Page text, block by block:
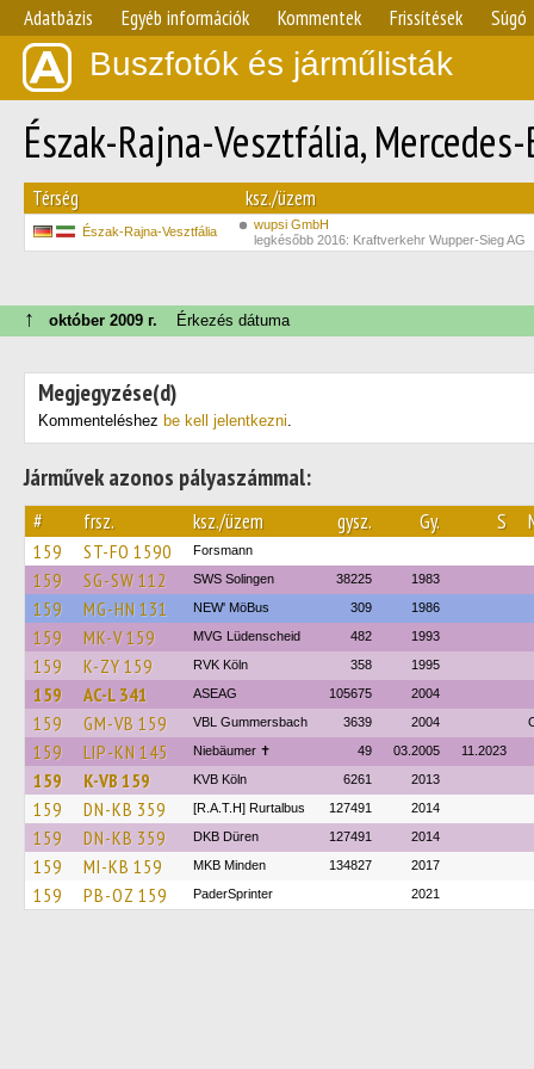
Adatbázis Egyéb információk Kommentek Frissítések Súgó
Buszfotók és járműlisták
Észak-Rajna-Vesztfália,
Térség ksz./üzem
Észak-Rajna-Vesztfália
wupsi GmbH
legkésőbb 2016: Kraftverkehr Wupper-Sieg AG
↑ október 2009 г. Érkezés dátuma
Megjegyzése(d)
Kommenteléshez be kell jelentkezni.
Járművek azonos pályaszámmal:
# frsz. ksz./üzem gysz. Gy. S
159 ST-FO 1590 Forsmann
159 SG-SW 112 SWS Solingen 38225 1983
159 MG-HN 131 NEW' MöBus 309 1986
159 MK-V 159 MVG Lüdenscheid 482 1993
159 K-ZY 159 RVK Köln 358 1995
159 AC-L 341 ASEAG 105675 2004
159 GM-VB 159 VBL Gummersbach 3639 2004
159 LIP-KN 145 Niebäumer ✝︎ 49 03.2005 11.2023
159 K-VB 159 KVB Köln 6261 2013
159 DN-KB 359 [R.A.T.H] Rurtalbus 127491 2014
159 DN-KB 359 DKB Düren 127491 2014
159 MI-KB 159 MKB Minden 134827 2017
159 PB-OZ 159 PaderSprinter 2021